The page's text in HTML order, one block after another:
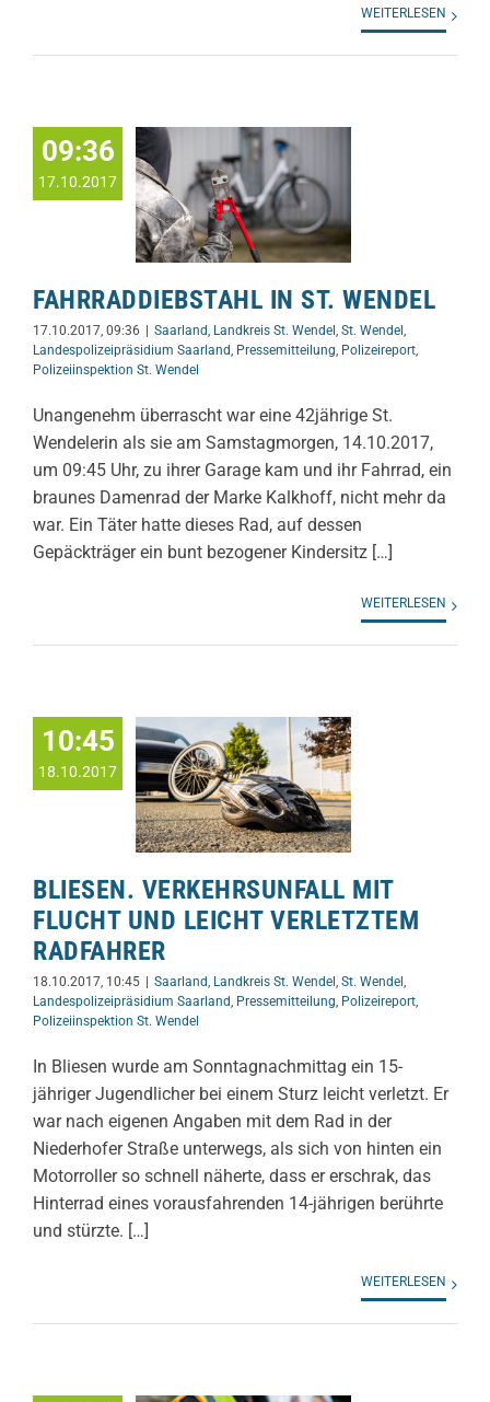
WEITERLESEN
09:36
17.10.2017
FAHRRADDIEBSTAHL IN ST. WENDEL
17.10.2017, 09:36 Saarland, Landkreis St. Wendel , St. Wendel ,
Landespolizeipräsidium Saarland, Pressemitteilung, Polizeireport,
Polizeiinspektion St. Wendel
Unangenehm überrascht war eine 42jährige St.
Wendelerin als sie am Samstagmorgen, 14.10.2017,
um 09:45 Uhr, zu ihrer Garage kam und ihr Fahrrad, ein
braunes Damenrad der Marke Kalkhoff, nicht mehr da
war. Ein Täter hatte dieses Rad, auf dessen
Gepäckträger ein bunt bezogener Kindersitz […]
WEITERLESEN
10:45
18.10.2017
BLIESEN. VERKEHRSUNFALL MIT
FLUCHT UND LEICHT VERLETZTEM
RADFAHRER
18.10.2017, 10:45 Saarland, Landkreis St. Wendel , St. Wendel ,
Landespolizeipräsidium Saarland, Pressemitteilung, Polizeireport,
Polizeiinspektion St. Wendel
In Bliesen wurde am Sonntagnachmittag ein 15-
jähriger Jugendlicher bei einem Sturz leicht verletzt. Er
war nach eigenen Angaben mit dem Rad in der
Niederhofer Straße unterwegs, als sich von hinten ein
Motorroller so schnell näherte, dass er erschrak, das
Hinterrad eines vorausfahrenden 14-jährigen berührte
und stürzte. […]
WEITERLESEN